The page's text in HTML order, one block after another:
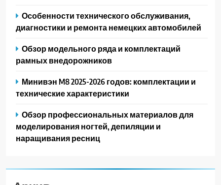
Особенности технического обслуживания,
диагностики и ремонта немецких автомобилей
Обзор модельного ряда и комплектаций
рамных внедорожников
Минивэн M8 2025-2026 годов: комплектации и
технические характеристики
Обзор профессиональных материалов для
моделирования ногтей, депиляции и
наращивания ресниц